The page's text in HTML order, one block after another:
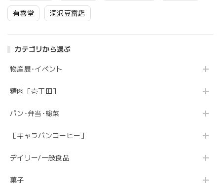
有喜堂 洞沢豆富店
カテゴリから選ぶ
物産展･イベント
精肉［壱丁田］
パン･弁当･総菜
［キャラバンコーヒー］
デイリー/一般食品
菓子